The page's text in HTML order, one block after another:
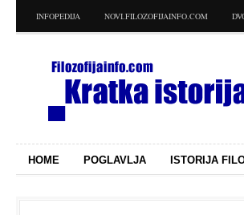
INFOPEDIJA NOVI.FILOZOFIJAINFO.COM
HOME POGLAVLJA ISTORIJA